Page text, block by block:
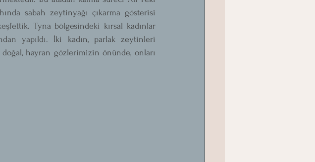
sabah zeytinyağı çıkarma gösterisi
Tyna bölgesindeki kırsal kadınlar
yapıldı. İki kadın, parlak zeytinleri
doğal, hayran gözlerimizin önünde, onları